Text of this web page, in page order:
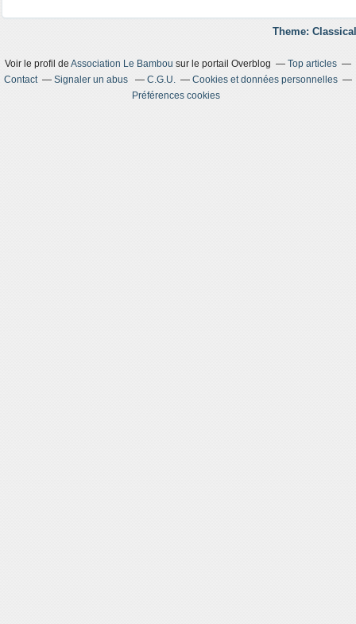
Theme:
Voir le profil de Association Le Bambou sur le portail Overblog
Top articles
Contact
Signaler un abus C.G.U.
Cookies et données personnelles
Préférences cookies